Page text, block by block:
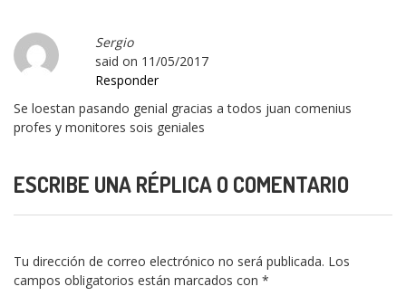
Sergio
said on 11/05/2017
Responder
Se loestan pasando genial gracias a todos juan comenius
profes y monitores sois geniales
ESCRIBE UNA RÉPLICA O COMENTARIO
Tu dirección de correo electrónico no será publicada. Los
campos obligatorios están marcados con *